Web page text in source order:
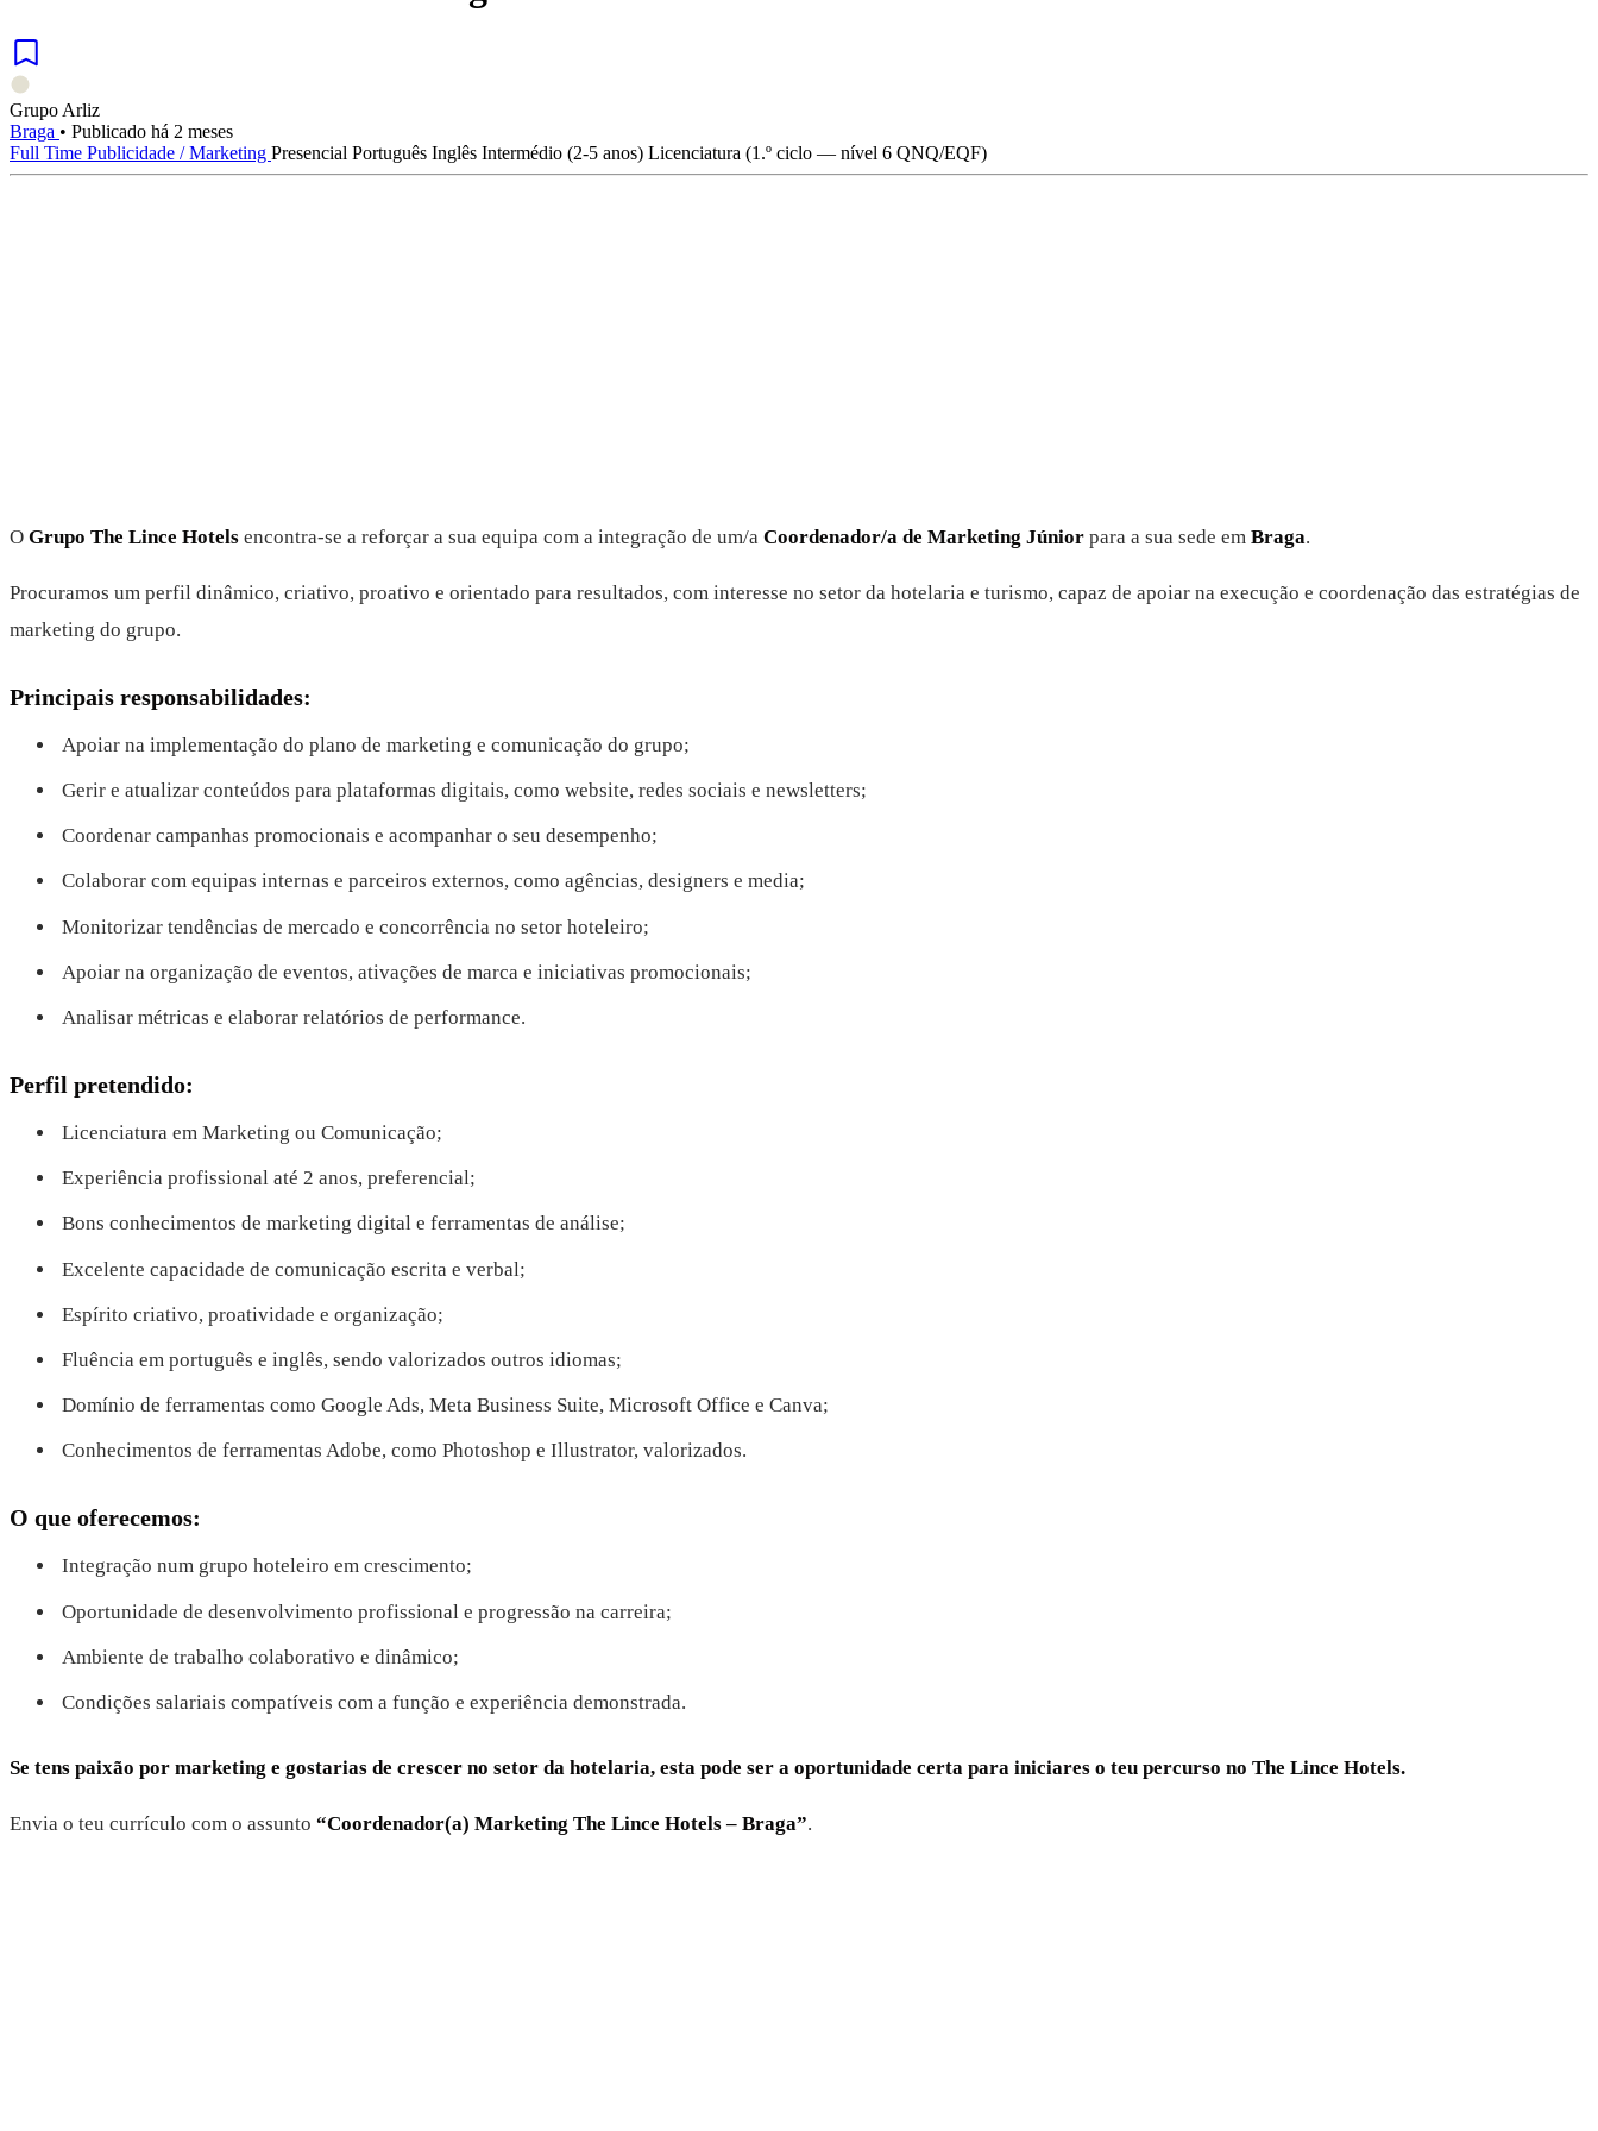
Grupo Arliz
Braga • Publicado há 2 meses
Full Time Publicidade / Marketing Presencial Português Inglês Intermédio (2-5 anos) Licenciatura (1.º ciclo — nível 6 QNQ/EQF)
O Grupo The Lince Hotels encontra-se a reforçar a sua equipa com a integração de um/a Coordenador/a de Marketing Júnior para a sua sede em Braga.
Procuramos um perfil dinâmico, criativo, proativo e orientado para resultados, com interesse no setor da hotelaria e turismo, capaz de apoiar na execução e coordenação das estratégias de
marketing do grupo.
Principais responsabilidades:
Apoiar na implementação do plano de marketing e comunicação do grupo;
Gerir e atualizar conteúdos para plataformas digitais, como website, redes sociais e newsletters;
Coordenar campanhas promocionais e acompanhar o seu desempenho;
Colaborar com equipas internas e parceiros externos, como agências, designers e media;
Monitorizar tendências de mercado e concorrência no setor hoteleiro;
Apoiar na organização de eventos, ativações de marca e iniciativas promocionais;
Analisar métricas e elaborar relatórios de performance.
Perfil pretendido:
Licenciatura em Marketing ou Comunicação;
Experiência profissional até 2 anos, preferencial;
Bons conhecimentos de marketing digital e ferramentas de análise;
Excelente capacidade de comunicação escrita e verbal;
Espírito criativo, proatividade e organização;
Fluência em português e inglês, sendo valorizados outros idiomas;
Domínio de ferramentas como Google Ads, Meta Business Suite, Microsoft Office e Canva;
Conhecimentos de ferramentas Adobe, como Photoshop e Illustrator, valorizados.
O que oferecemos:
Integração num grupo hoteleiro em crescimento;
Oportunidade de desenvolvimento profissional e progressão na carreira;
Ambiente de trabalho colaborativo e dinâmico;
Condições salariais compatíveis com a função e experiência demonstrada.
Se tens paixão por marketing e gostarias de crescer no setor da hotelaria, esta pode ser a oportunidade certa para iniciares o teu percurso no The Lince Hotels.
Envia o teu currículo com o assunto “Coordenador(a) Marketing The Lince Hotels – Braga”.